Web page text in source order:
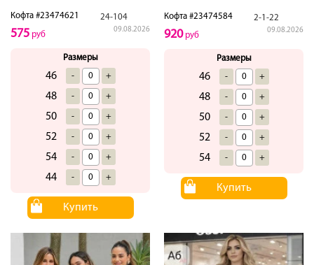
Кофта #23474621 24-104
09.08.2026
575 руб
Размеры
46 - +
48 - +
50 - +
52 - +
54 - +
44 - +
Купить
Кофта #23474584 2-1-22
09.08.2026
920руб
Размеры
46 - +
48 - +
50 - +
52 - +
54 - +
Купить